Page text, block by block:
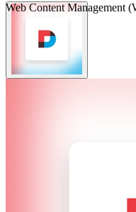
Web Content Management